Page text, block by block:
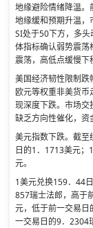
地缘避险情绪降温。
地缘缓和预期升温，
SI处于50下方，多
体指标确认弱势震荡
震荡，高低点缓慢下
美国经济韧性限制
欧元等权重非美货币
现深度下跌。市场
缺乏方向性催化，资
美元指数下跌。截
日的1．1713美元
元。
1美元兑换159．44
857瑞士法郎，高于
元，低于前一交易
一交易日的9．2304